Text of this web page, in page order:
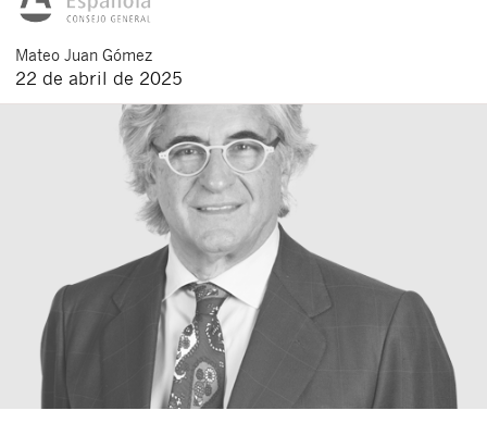
Mateo Juan Gómez
22 de abril de 2025